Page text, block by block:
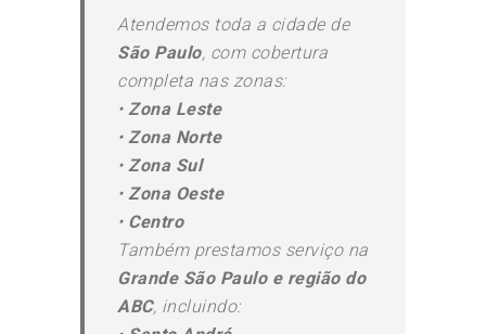
Atendemos toda a cidade de
São Paulo, com cobertura
completa nas zonas:
• Zona Leste
• Zona Norte
• Zona Sul
• Zona Oeste
• Centro
Também prestamos serviço na
Grande São Paulo e região do
ABC, incluindo: